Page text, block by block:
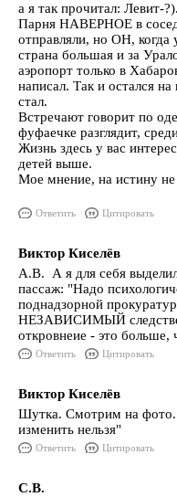
а я так прочитал: Левит-
Парня НАВЕРНОЕ в
отправляли, но ОН, когда
страна большая и за
аэропорт только в
написал. Так и остался
стал.
Встречают говорит по
фуфаечке разглядит,
Жизнь здесь у вас
детей выше.
Мое мнение, на истину
Ответить Цитировать
Виктор Киселёв
А.В. А я для себя
пассаж: "Надо
поднадзорной
НЕЗАВИСИМЫЙ
откровнеие - это больше,
Ответить Цитировать
Виктор Киселёв
Шутка. Смотрим на
изменить нельзя"
Ответить Цитировать
С.В.